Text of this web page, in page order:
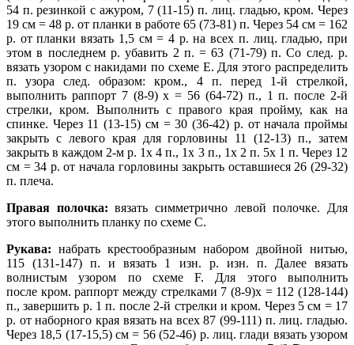
54 п. резинкой с ажуром, 7 (11-15) п. лиц. гладью, кром. Через
19 см = 48 р. от планки в работе 65 (73-81) п. Через 54 см = 162
р. от планки вязать 1,5 см = 4 р. на всех п. лиц. гладью, при
этом в последнем р. убавить 2 п. = 63 (71-79) п. Со след. р.
вязать узором с накидами по схеме Е. Для этого распределить
п. узора след. образом: кром., 4 п. перед 1-й стрелкой,
выполнить раппорт 7 (8-9) х = 56 (64-72) п., 1 п. после 2-й
стрелки, кром. Выполнить с правого края пройму, как на
спинке. Через 11 (13-15) см = 30 (36-42) р. от начала проймы
закрыть с левого края для горловины 11 (12-13) п., затем
закрыть в каждом 2-м р. 1х 4 п., 1х 3 п., 1х 2 п. 5х 1 п. Через 12
см = 34 р. от начала горловины закрыть оставшиеся 26 (29-32)
п. плеча.
Правая полочка: вязать симметрично левой полочке. Для
этого выполнить планку по схеме С.
Рукава: набрать крестообразным набором двойной нитью,
115 (131-147) п. и вязать 1 изн. р. изн. п. Далее вязать
волнистым узором по схеме F. Для этого выполнить
после кром. раппорт между стрелками 7 (8-9)х = 112 (128-144)
п., завершить р. 1 п. после 2-й стрелки и кром. Через 5 см = 17
р. от наборного края вязать на всех 87 (99-111) п. лиц. гладью.
Через 18,5 (17-15,5) см = 56 (52-46) р. лиц. глади вязать узором